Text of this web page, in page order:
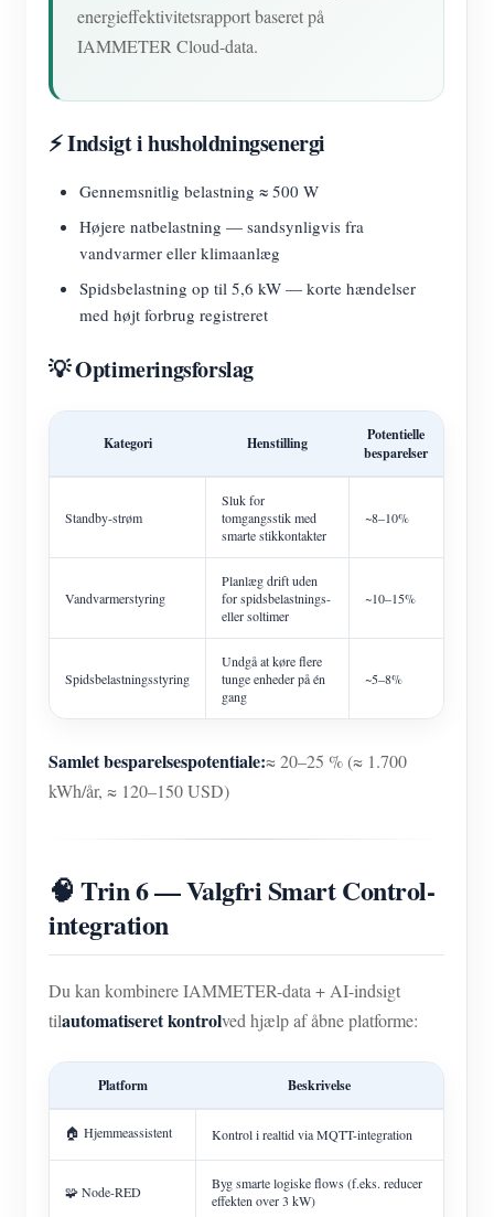
energieffektivitetsrapport baseret på
IAMMETER Cloud-data.
⚡ Indsigt i husholdningsenergi
Gennemsnitlig belastning ≈ 500 W
Højere natbelastning — sandsynligvis fra
vandvarmer eller klimaanlæg
Spidsbelastning op til 5,6 kW — korte hændelser
med højt forbrug registreret
💡 Optimeringsforslag
Kategori Henstilling
Potentielle
besparelser
Standby-strøm
Sluk for
tomgangsstik med
smarte stikkontakter
~8–10%
Vandvarmerstyring
Planlæg drift uden
for spidsbelastnings-
eller soltimer
~10–15%
Spidsbelastningsstyring
Undgå at køre flere
tunge enheder på én
gang
~5–8%
Samlet besparelsespotentiale:≈ 20–25 % (≈ 1.700
kWh/år, ≈ 120–150 USD)
🧠 Trin 6 — Valgfri Smart Control-
integration
Du kan kombinere IAMMETER-data + AI-indsigt
tilautomatiseret kontrolved hjælp af åbne platforme:
Platform Beskrivelse
🏠 Hjemmeassistent Kontrol i realtid via MQTT-integration
🧩 Node-RED
Byg smarte logiske flows (f.eks. reducer
effekten over 3 kW)